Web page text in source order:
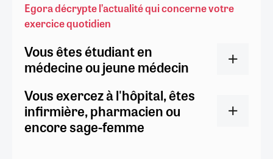
Egora décrypte l’actualité qui concerne votre
exercice quotidien
Vous êtes étudiant en
médecine ou jeune médecin
Vous exercez à l'hôpital, êtes
infirmière, pharmacien ou
encore sage-femme